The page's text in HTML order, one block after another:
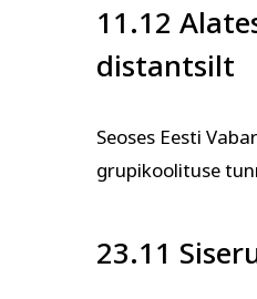
11.12
distantsilt
Seoses Eesti
grupikoolituse
23.11